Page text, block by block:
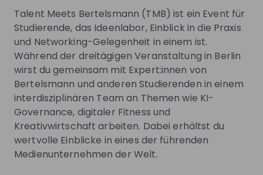
KGaA
Join their Talent Pool so they can reach out to
you.
Join Talent Pool
Get in First. Stay Ahead.
Be the first to know about job openings
Get tailored stream recommendations
Talent Meets Bertelsmann (TMB) ist ein Event für
Studierende, das Ideenlabor, Einblick in die Praxis
und Networking-Gelegenheit in einem ist.
Während der dreitägigen Veranstaltung in Berlin
wirst du gemeinsam mit Expert:innen von
Bertelsmann und anderen Studierenden in einem
interdisziplinären Team an Themen wie KI-
Governance, digitaler Fitness und
Kreativwirtschaft arbeiten. Dabei erhältst du
wertvolle Einblicke in eines der führenden
Medienunternehmen der Welt.